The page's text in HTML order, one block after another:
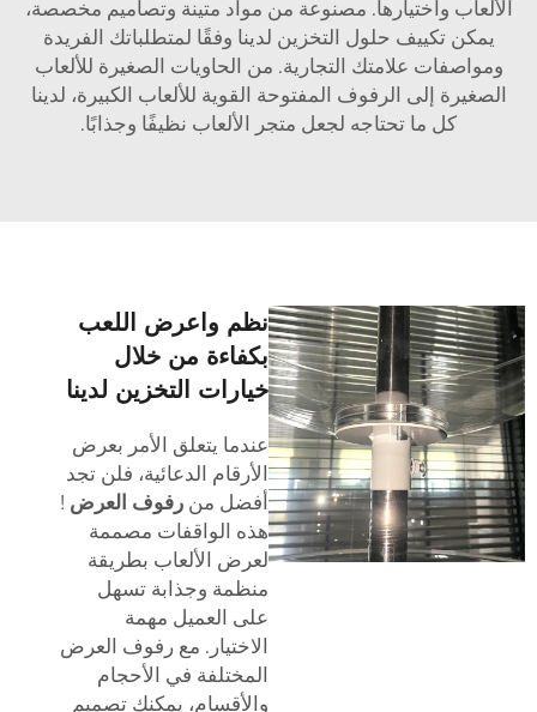
الألعاب واختيارها. مصنوعة من مواد متينة وتصاميم مخصصة،
يمكن تكييف حلول التخزين لدينا وفقًا لمتطلباتك الفريدة
ومواصفات علامتك التجارية. من الحاويات الصغيرة للألعاب
الصغيرة إلى الرفوف المفتوحة القوية للألعاب الكبيرة، لدينا
كل ما تحتاجه لجعل متجر الألعاب نظيفًا وجذابًا.
نظم واعرض اللعب
بكفاءة من خلال
خيارات التخزين لدينا
عندما يتعلق الأمر بعرض
الأرقام الدعائية، فلن تجد
أفضل منرفوف العرض!
هذه الواقفات مصممة
لعرض الألعاب بطريقة
منظمة وجذابة تسهل
على العميل مهمة
الاختيار. مع رفوف العرض
المختلفة في الأحجام
والأقسام، يمكنك تصميم